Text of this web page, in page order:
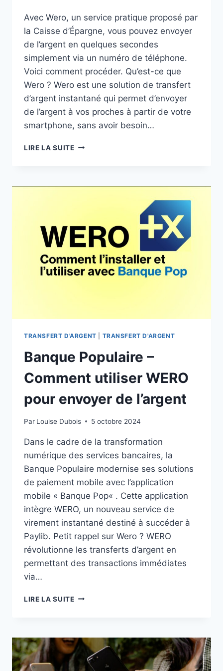
Avec Wero, un service pratique proposé par
la Caisse d’Épargne, vous pouvez envoyer
de l’argent en quelques secondes
simplement via un numéro de téléphone.
Voici comment procéder. Qu’est-ce que
Wero ? Wero est une solution de transfert
d’argent instantané qui permet d’envoyer
de l’argent à vos proches à partir de votre
smartphone, sans avoir besoin…
LIRE LA SUITECOMMENT
D’ÉPARGNE
L’ARGENT
AVEC
WERO
TRANSFERT D'ARGENT TRANSFERT D'ARGENT
Banque Populaire –
Comment utiliser WERO
pour envoyer de l’argent
Par Louise Dubois 5 octobre 2024
Dans le cadre de la transformation
numérique des services bancaires, la
Banque Populaire modernise ses solutions
de paiement mobile avec l’application
mobile « Banque Pop« . Cette application
intègre WERO, un nouveau service de
virement instantané destiné à succéder à
Paylib. Petit rappel sur Wero ? WERO
révolutionne les transferts d’argent en
permettant des transactions immédiates
via…
LIRE LA SUITEBANQUE
UTILISER
WERO
POUR